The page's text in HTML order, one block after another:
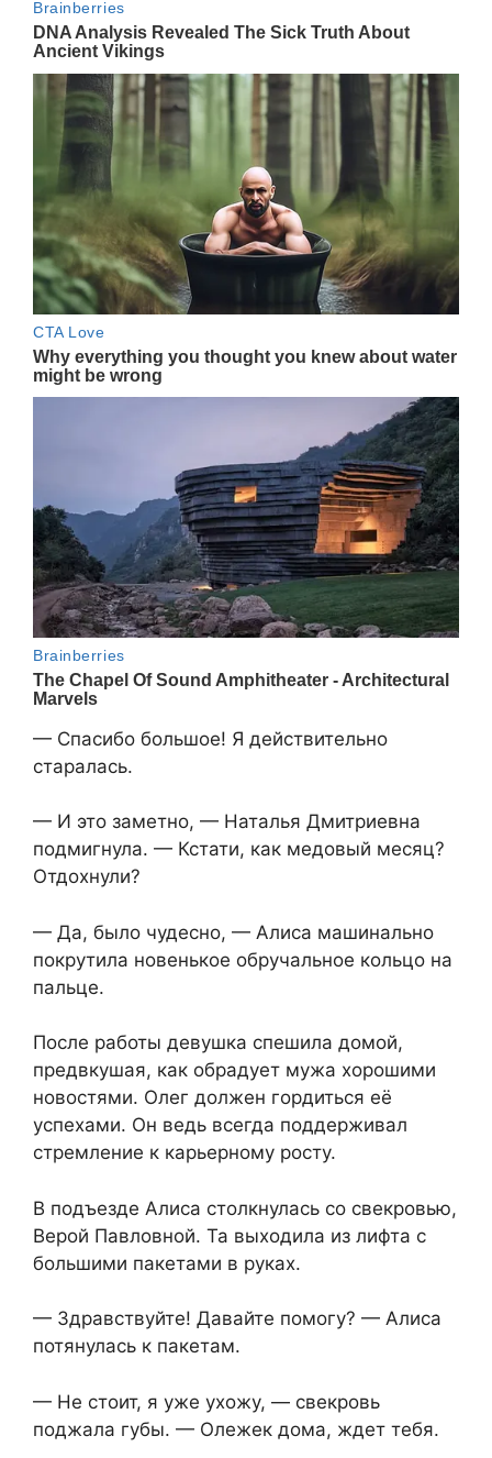
— Спасибо большое! Я действительно
старалась.
— И это заметно, — Наталья Дмитриевна
подмигнула. — Кстати, как медовый месяц?
Отдохнули?
— Да, было чудесно, — Алиса машинально
покрутила новенькое обручальное кольцо на
пальце.
После работы девушка спешила домой,
предвкушая, как обрадует мужа хорошими
новостями. Олег должен гордиться её
успехами. Он ведь всегда поддерживал
стремление к карьерному росту.
В подъезде Алиса столкнулась со свекровью,
Верой Павловной. Та выходила из лифта с
большими пакетами в руках.
— Здравствуйте! Давайте помогу? — Алиса
потянулась к пакетам.
— Не стоит, я уже ухожу, — свекровь
поджала губы. — Олежек дома, ждет тебя.